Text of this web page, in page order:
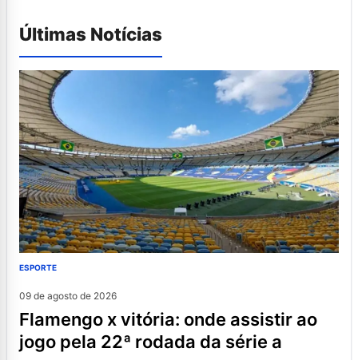
Últimas Notícias
ESPORTE
09 de agosto de 2026
flamengo x vitória: onde assistir ao
jogo pela 22ª rodada da série a